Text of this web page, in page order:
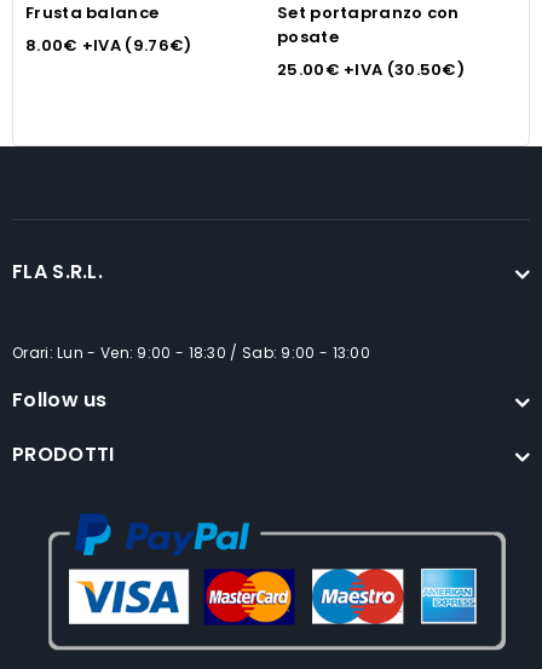
Frusta balance
8.00€ +IVA (9.76€)
Set portapranzo con
posate
25.00€ +IVA (30.50€)
FLA S.R.L.
Orari: Lun - Ven: 9:00 - 18:30 / Sab: 9:00 - 13:00
Follow us
PRODOTTI